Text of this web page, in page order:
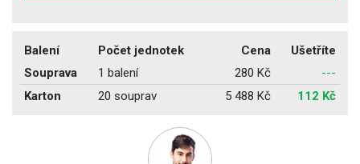
Balení Počet jednotek Cena
Ušetříte
Souprava
1 balení 280 Kč
---
Karton
20 souprav 5 488 Kč 112 Kč